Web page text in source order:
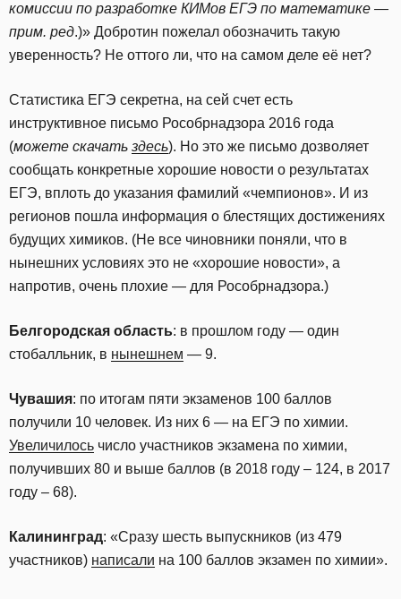
комиссии по разработке КИМов ЕГЭ по математике —
прим. ред.)» Добротин пожелал обозначить такую
уверенность? Не оттого ли, что на самом деле её нет?
Статистика ЕГЭ секретна, на сей счет есть
инструктивное письмо Рособрнадзора 2016 года
(можете скачать здесь). Но это же письмо дозволяет
сообщать конкретные хорошие новости о результатах
ЕГЭ, вплоть до указания фамилий «чемпионов». И из
регионов пошла информация о блестящих достижениях
будущих химиков. (Не все чиновники поняли, что в
нынешних условиях это не «хорошие новости», а
напротив, очень плохие — для Рособрнадзора.)
Белгородская область: в прошлом году — один
стобалльник, в нынешнем — 9.
Чувашия: по итогам пяти экзаменов 100 баллов
получили 10 человек. Из них 6 — на ЕГЭ по химии.
Увеличилось число участников экзамена по химии,
получивших 80 и выше баллов (в 2018 году – 124, в 2017
году – 68).
Калининград: «Сразу шесть выпускников (из 479
участников) написали на 100 баллов экзамен по химии».